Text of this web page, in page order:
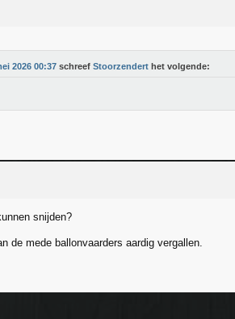
2026 00:37 schreef Stoorzendert het volgende:
snijden?
de mede ballonvaarders aardig vergallen.